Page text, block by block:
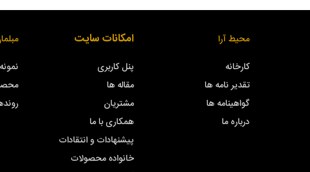
محیط آرا
کارخانه
تقدیر نامه ها
گواهینامه ها
درباره ما
امکانات سایت
پنل کاربری
مقاله ها
مشتریان
همکاری با ما
پیشنهادات و انتقادات
خانواده محصولات